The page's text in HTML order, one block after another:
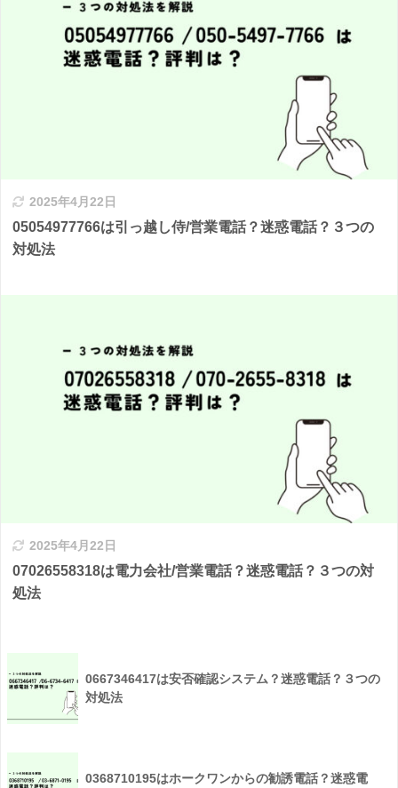
2025年4月22日
05054977766は引っ越し侍/営業電話？迷惑電話？３つの
対処法
2025年4月22日
07026558318は電力会社/営業電話？迷惑電話？３つの対
処法
0667346417は安否確認システム？迷惑電話？３つの
対処法
0368710195はホークワンからの勧誘電話？迷惑電